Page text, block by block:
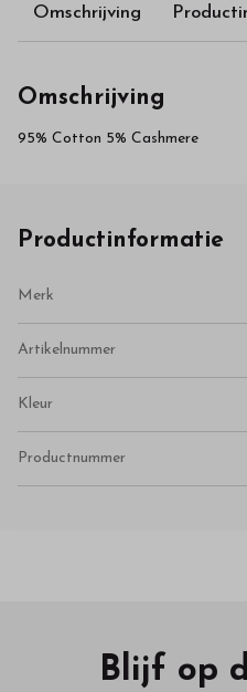
Omschrijving
Omschrijving
95% Cotton 5% Cashmere
Productinformatie
Merk
Artikelnummer
Kleur
Productnummer
Blijf op